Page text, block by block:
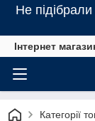
Не
Інтернет
Категорії